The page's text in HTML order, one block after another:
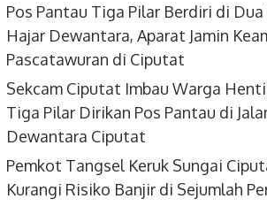
Pos Pantau Tiga Pilar Berdiri di
Hajar Dewantara, Aparat Jamin
Pascatawuran di Ciputat
Sekcam Ciputat Imbau Warga
Tiga Pilar Dirikan Pos Pantau di
Dewantara Ciputat
Pemkot Tangsel Keruk Sungai
Kurangi Risiko Banjir di Sejumlah